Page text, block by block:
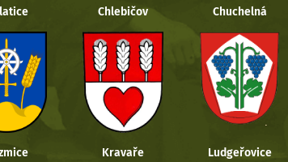
Chlebičov Chuchelná
Kravaře Ludgeřovice